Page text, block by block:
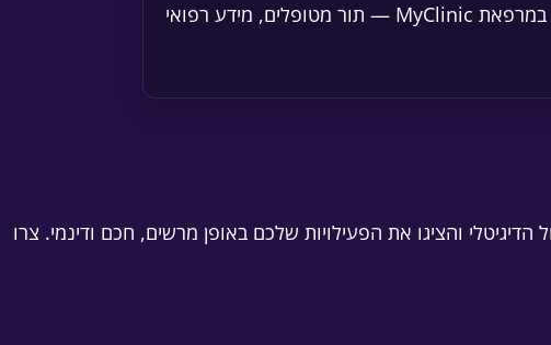
מערכת שילוט דיגיטלי במרפאת MyClinic — תור מטופלים, מידע רפואי
והציגו את הפעילויות שלכם באופן מרשים, חכם ודינמי. צרו